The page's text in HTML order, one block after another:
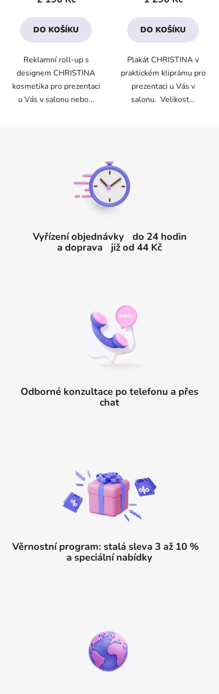
5,0
z
hvězdiček.
DO KOŠÍKU
Reklamní roll-up s
designem CHRISTINA
kosmetika pro prezentaci
u Vás v salonu nebo...
DO KOŠÍKU
Plakát CHRISTINA v
praktickém kliprámu pro
prezentaci u Vás v
salonu. Velikost...
Vyřízení objednávky do 24 hodin
a doprava již od 44 Kč
Odborné konzultace po telefonu a přes
chat
Věrnostní program: stalá sleva 3 až 10 %
a speciální nabídky